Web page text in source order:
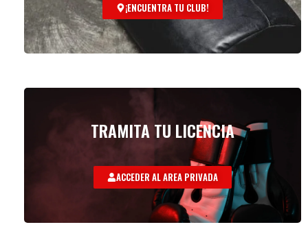
¡ENCUENTRA TU CLUB!
TRAMITA TU LICENCIA
ACCEDER AL AREA PRIVADA